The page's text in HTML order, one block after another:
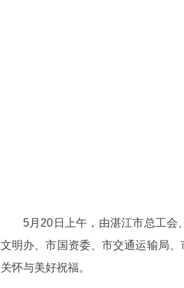
5月20日上午，由湛江市总工会
文明办、市国资委、市交通运输局
关怀与美好祝福。